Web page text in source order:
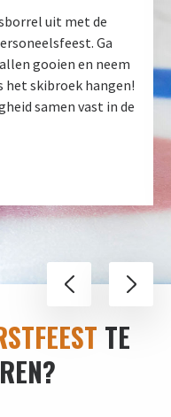
uit met de
Ga
gooien en neem
het skibroek hangen!
samen vast in de
TE